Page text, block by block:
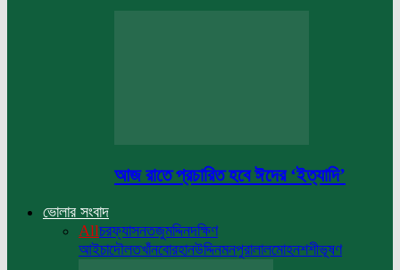
আজ রাতে প্রচারিত হবে ঈদের ‘ইত্যাদি’
ভোলার সংবাদ
Allচরফ্যাসনতজুমদ্দিনদক্ষিণ
আইচাদৌলতখাঁনবোরহানউদ্দিনমনপুরালালমোহনশশীভূষণ